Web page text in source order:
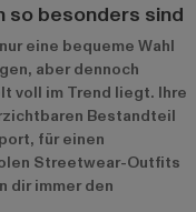
so besonders sind
eine bequeme Wahl
aber dennoch
voll im Trend liegt. Ihre
Bestandteil
für einen
Streetwear-Outfits
dir immer den